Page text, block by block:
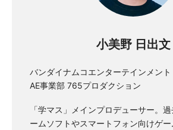
小美野 日出文
バンダイナムコエンターテインメント
AE事業部 765プロダクション
「学マス」メインプロデューサー。
ームソフトやスマートフォン向けゲ